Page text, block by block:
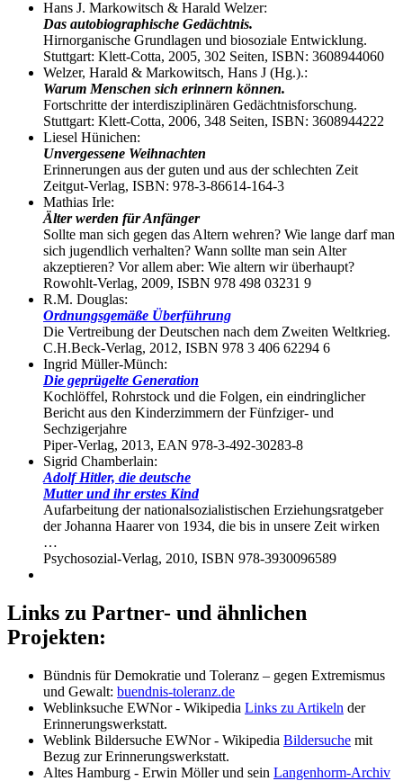
Hans J. Markowitsch & Harald Welzer:
Das autobiographische Gedächtnis.
Hirnorganische Grundlagen und biosoziale Entwicklung.
Stuttgart: Klett-Cotta, 2005, 302 Seiten, ISBN: 3608944060
Welzer, Harald & Markowitsch, Hans J (Hg.).:
Warum Menschen sich erinnern können.
Fortschritte der interdisziplinären Gedächtnisforschung.
Stuttgart: Klett-Cotta, 2006, 348 Seiten, ISBN: 3608944222
Liesel Hünichen:
Unvergessene Weihnachten
Erinnerungen aus der guten und aus der schlechten Zeit
Zeitgut-Verlag, ISBN: 978-3-86614-164-3
Mathias Irle:
Älter werden für Anfänger
Sollte man sich gegen das Altern wehren? Wie lange darf man
sich jugendlich verhalten? Wann sollte man sein Alter
akzeptieren? Vor allem aber: Wie altern wir überhaupt?
Rowohlt-Verlag, 2009, ISBN 978 498 03231 9
R.M. Douglas:
Ordnungsgemäße Überführung
Die Vertreibung der Deutschen nach dem Zweiten Weltkrieg.
C.H.Beck-Verlag, 2012, ISBN 978 3 406 62294 6
Ingrid Müller-Münch:
Die geprügelte Generation
Kochlöffel, Rohrstock und die Folgen, ein eindringlicher
Bericht aus den Kinderzimmern der Fünfziger- und
Sechzigerjahre
Piper-Verlag, 2013, EAN 978-3-492-30283-8
Sigrid Chamberlain:
Adolf Hitler, die deutsche
Mutter und ihr erstes Kind
Aufarbeitung der nationalsozialistischen Erziehungsratgeber
der Johanna Haarer von 1934, die bis in unsere Zeit wirken
…
Psychosozial-Verlag, 2010, ISBN 978-3930096589
Links zu Partner- und ähnlichen
Projekten:
Bündnis für Demokratie und Toleranz – gegen Extremismus
und Gewalt: buendnis-toleranz.de
Weblinksuche EWNor - Wikipedia Links zu Artikeln der
Erinnerungswerkstatt.
Weblink Bildersuche EWNor - Wikipedia Bildersuche mit
Bezug zur Erinnerungswerkstatt.
Altes Hamburg - Erwin Möller und sein Langenhorm-Archiv